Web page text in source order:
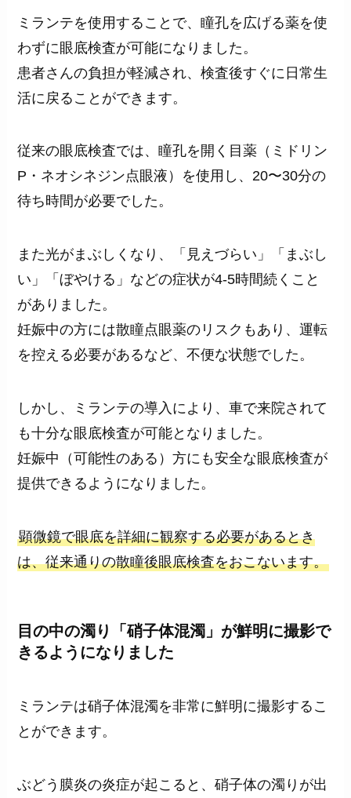
ミランテを使用することで、瞳孔を広げる薬を使
わずに眼底検査が可能になりました。
患者さんの負担が軽減され、検査後すぐに日常生
活に戻ることができます。
従来の眼底検査では、瞳孔を開く目薬（ミドリン
P・ネオシネジン点眼液）を使用し、20〜30分の
待ち時間が必要でした。
また光がまぶしくなり、「見えづらい」「まぶし
い」「ぼやける」などの症状が4-5時間続くこと
がありました。
妊娠中の方には散瞳点眼薬のリスクもあり、運転
を控える必要があるなど、不便な状態でした。
しかし、ミランテの導入により、車で来院されて
も十分な眼底検査が可能となりました。
妊娠中（可能性のある）方にも安全な眼底検査が
提供できるようになりました。
顕微鏡で眼底を詳細に観察する必要があるとき
は、従来通りの散瞳後眼底検査をおこないます。
目の中の濁り「硝子体混濁」が鮮明に撮影で
きるようになりました
ミランテは硝子体混濁を非常に鮮明に撮影するこ
とができます。
ぶどう膜炎の炎症が起こると、硝子体の濁りが出